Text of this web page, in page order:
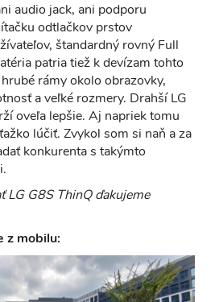
audio jack, ani podporu
odtlačkov prstov
štandardný rovný Full
patria tiež k devízam tohto
rámy okolo obrazovky,
a veľké rozmery. Drahší LG
oveľa lepšie. Aj napriek tomu
lúčiť. Zvykol som si naň a za
konkurenta s takýmto
LG G8S ThinQ ďakujeme
z mobilu: